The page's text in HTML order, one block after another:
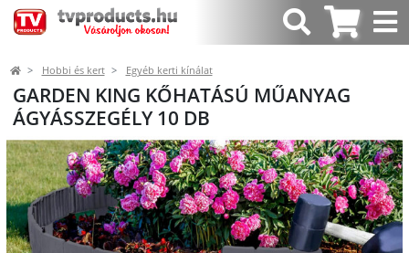
Hobbi és kert Egyéb kerti kínálat
GARDEN KING KŐHATÁSÚ MŰANYAG
ÁGYÁSSZEGÉLY 10 DB